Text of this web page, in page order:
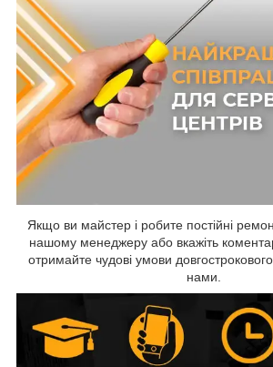
Якщо ви майстер і робите постійні
нашому менеджеру або вкажіть
отримайте чудові умови довгострокового
нами.